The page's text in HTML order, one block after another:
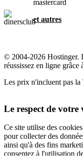
et autres
© 2004-2026 Hostinger.
réussissez en ligne
Les prix n'incluent pas la
Le respect de
Ce site utilise des
pour collecter des
ainsi qu'à des fins
consentez à l'utilisation